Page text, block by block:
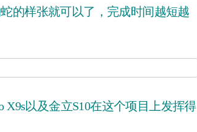
样张就可以了，完成时间越短越
以及金立S10在这个项目上发挥得